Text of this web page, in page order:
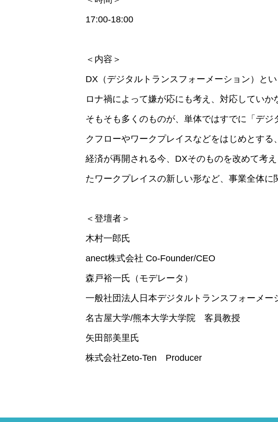
17:00-18:00
＜内容＞
DX（デジタルトランスフォーメーション）と
ロナ禍によって嫌が応にも考え、対応してい
そもそも多くのものが、単体ではすでに「デ
クフローやワークプレイスなどをはじめとす
経済が再開される今、DXそのものを改めて考
たワークプレイスの新しい形など、事業全体に
＜登壇者＞
木村一郎氏
anect株式会社 Co-Founder/CEO
森戸裕一氏（モデレータ）
一般社団法人日本デジタルトランスフォーメ
名古屋大学/熊本大学大学院 客員教授
矢田部美里氏
株式会社Zeto-Ten Producer